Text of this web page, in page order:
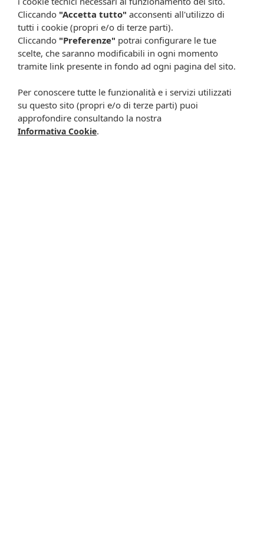
Metti nel carrello
Metti nel carrello
Cliccando "Accetta tutto" acconsenti all'utilizzo di
tutti i cookie (propri e/o di terze parti).
Cliccando "Preferenze" potrai configurare le tue
scelte, che saranno modificabili in ogni momento
tramite link presente in fondo ad ogni pagina del sito.
Per conoscere tutte le funzionalità e i servizi utilizzati
su questo sito (propri e/o di terze parti) puoi
approfondire consultando la nostra
Informativa Cookie.